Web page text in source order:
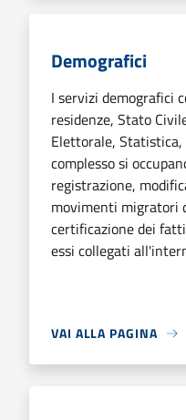
Demografici
I servizi demografici
residenze, Stato
Elettorale,
complesso si
registrazione,
movimenti migratori
certificazione dei
essi collegati
VAI ALLA PAGINA